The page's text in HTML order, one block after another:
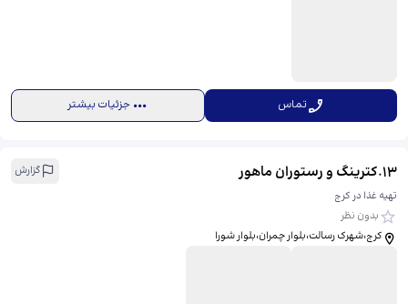
تماس جزئیات بیشتر
13
.کترینگ و رستوران ماهور
گزارش
تهیه غذا در کرج
بدون نظر
کرج،شهرک رسالت،بلوار چمران،بلوار شورا